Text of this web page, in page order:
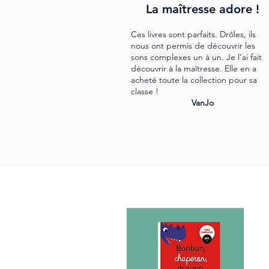
La maîtresse adore !
Ces livres sont parfaits. Drôles, ils
nous ont permis de découvrir les
sons complexes un à un. Je l’ai fait
découvrir à la maîtresse. Elle en a
acheté toute la collection pour sa
classe !
VanJo